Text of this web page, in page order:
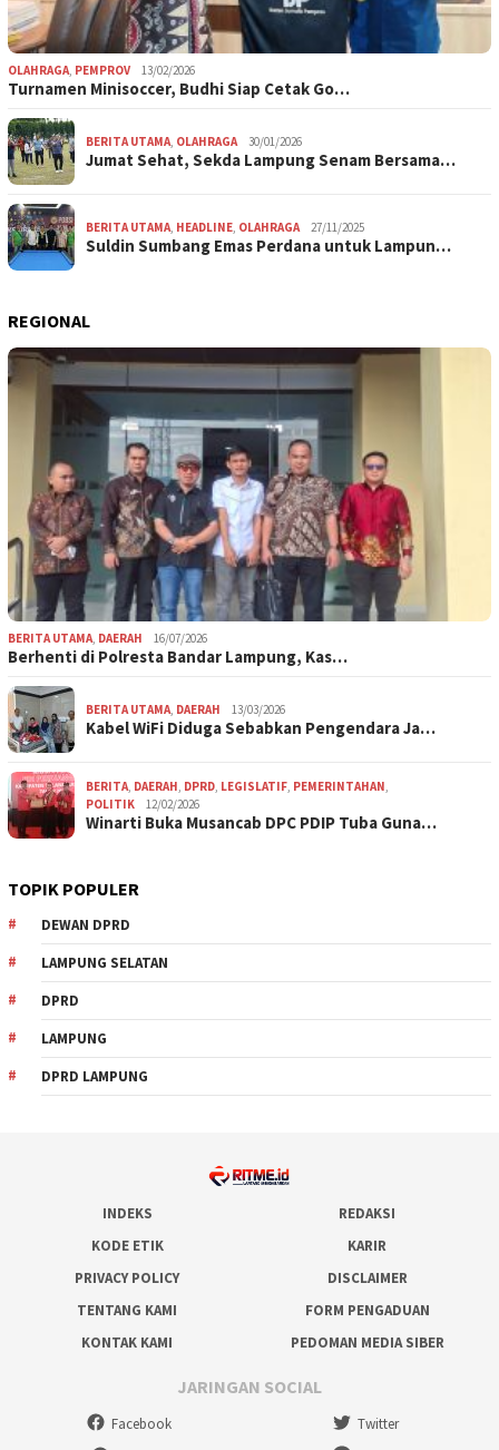
OLAHRAGA, PEMPROV 13/02/2026
Turnamen Minisoccer, Budhi Siap Cetak Go…
BERITA UTAMA, OLAHRAGA 30/01/2026
Jumat Sehat, Sekda Lampung Senam Bersama…
BERITA UTAMA, HEADLINE, OLAHRAGA 27/11/2025
Suldin Sumbang Emas Perdana untuk Lampun…
REGIONAL
BERITA UTAMA, DAERAH 16/07/2026
Berhenti di Polresta Bandar Lampung, Kas…
BERITA UTAMA, DAERAH 13/03/2026
Kabel WiFi Diduga Sebabkan Pengendara Ja…
BERITA, DAERAH, DPRD, LEGISLATIF, PEMERINTAHAN,
POLITIK
12/02/2026
Winarti Buka Musancab DPC PDIP Tuba Guna…
TOPIK POPULER
DEWAN DPRD
LAMPUNG SELATAN
DPRD
LAMPUNG
DPRD LAMPUNG
INDEKS
REDAKSI
KODE ETIK
KARIR
PRIVACY POLICY
DISCLAIMER
TENTANG KAMI
FORM PENGADUAN
KONTAK KAMI
PEDOMAN MEDIA SIBER
JARINGAN SOCIAL
Facebook
Twitter